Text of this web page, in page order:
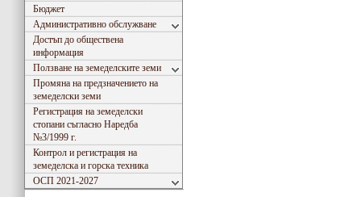
Бюджет
Административно обслужване
Достъп до обществена
информация
Ползване на земеделските земи
Промяна на предзначението на
земеделски земи
Регистрация на земеделски
стопани съгласно Наредба
№3/1999 г.
Контрол и регистрация на
земеделска и горска техника
ОСП 2021-2027